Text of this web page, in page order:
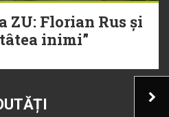
ZU: Florian Rus și
inimi”